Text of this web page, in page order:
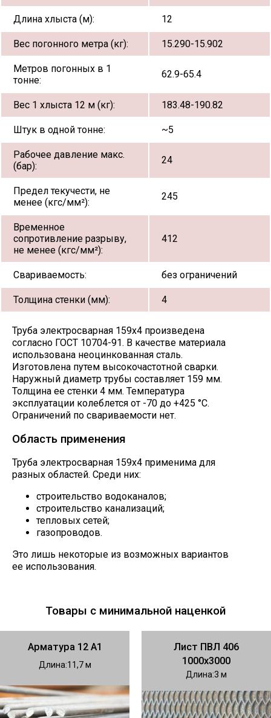
Длина хлыста (м): 12
Вес погонного метра (кг): 15.290-15.902
Метров погонных в 1
тонне:
62.9-65.4
Вес 1 хлыста 12 м (кг): 183.48-190.82
Штук в одной тонне: ~5
Рабочее давление макс.
(бар):
24
Предел текучести, не
менее (кгс/мм²):
245
Временное
сопротивление разрыву,
не менее (кгс/мм²):
412
Свариваемость: без ограничений
Толщина стенки (мм): 4
Труба электросварная 159х4 произведена
согласно ГОСТ 10704-91. В качестве материала
использована неоцинкованная сталь.
Изготовлена путем высокочастотной сварки.
Наружный диаметр трубы составляет 159 мм.
Толщина ее стенки 4 мм. Температура
эксплуатации колеблется от -70 до +425 °С.
Ограничений по свариваемости нет.
Область применения
Труба электросварная 159х4 применима для
разных областей. Среди них:
строительство водоканалов;
строительство канализаций;
тепловых сетей;
газопроводов.
Это лишь некоторые из возможных вариантов
ее использования.
Товары с минимальной наценкой
Арматура 12 А1
Длина 11,7
Лист ПВЛ 406
1000х3000
Длина 3